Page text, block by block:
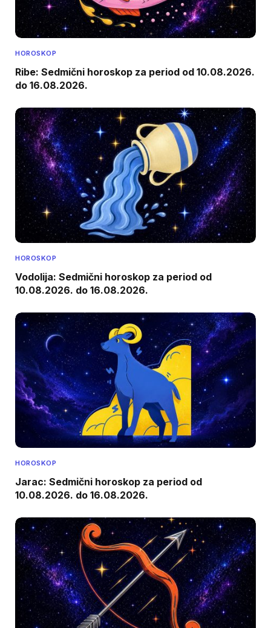
HOROSKOP
Ribe: Sedmični horoskop za period od 10.08.2026.
do 16.08.2026.
HOROSKOP
Vodolija: Sedmični horoskop za period od
10.08.2026. do 16.08.2026.
HOROSKOP
Jarac: Sedmični horoskop za period od
10.08.2026. do 16.08.2026.